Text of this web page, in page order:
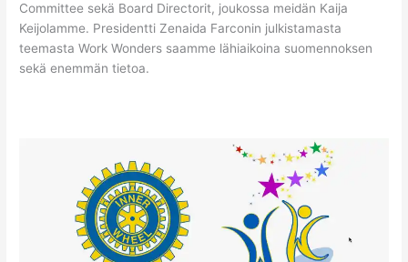
Committee sekä Board Directorit, joukossa meidän Kaija
Keijolamme. Presidentti Zenaida Farconin julkistamasta
teemasta Work Wonders saamme lähiaikoina suomennoksen
sekä enemmän tietoa.